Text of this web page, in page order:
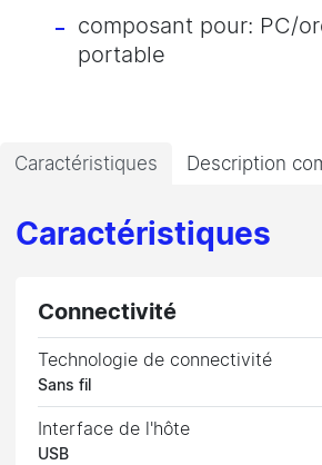
composant pour: PC/
portable
Caractéristiques Description
Caractéristiques
Connectivité
Technologie de connectivité
Sans fil
Interface de l'hôte
USB